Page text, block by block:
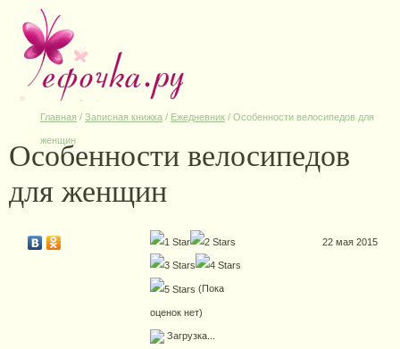
Главная / Записная книжка / Ежедневник / Особенности велосипедов для
женщин
Особенности велосипедов
для женщин
(Пока
оценок нет)
Загрузка...
22 мая 2015